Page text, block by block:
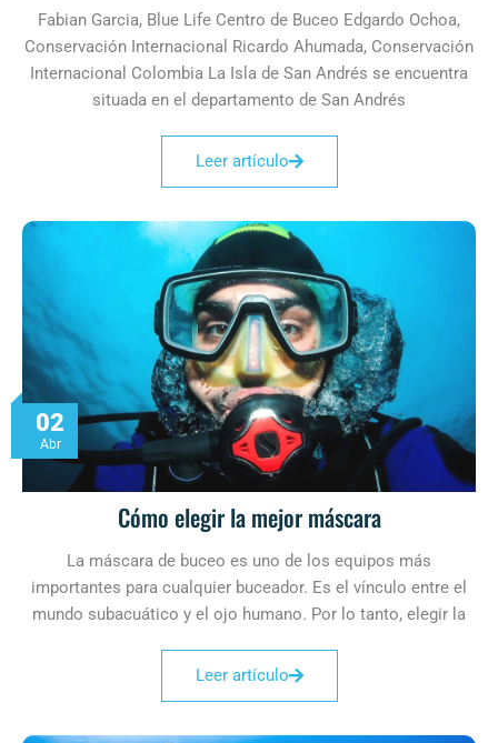
Fabian Garcia, Blue Life Centro de Buceo Edgardo Ochoa,
Conservación Internacional Ricardo Ahumada, Conservación
Internacional Colombia La Isla de San Andrés se encuentra
situada en el departamento de San Andrés
Leer artículo
02
Abr
Cómo elegir la mejor máscara
La máscara de buceo es uno de los equipos más
importantes para cualquier buceador. Es el vínculo entre el
mundo subacuático y el ojo humano. Por lo tanto, elegir la
Leer artículo